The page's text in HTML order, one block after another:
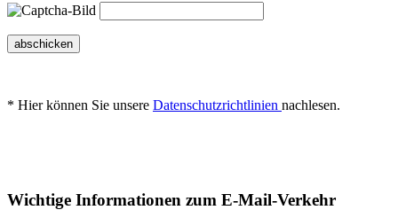
abschicken
* Hier können Sie unsere Datenschutzrichtlinien nachlesen.
Wichtige Informationen zum E-Mail-Verkehr